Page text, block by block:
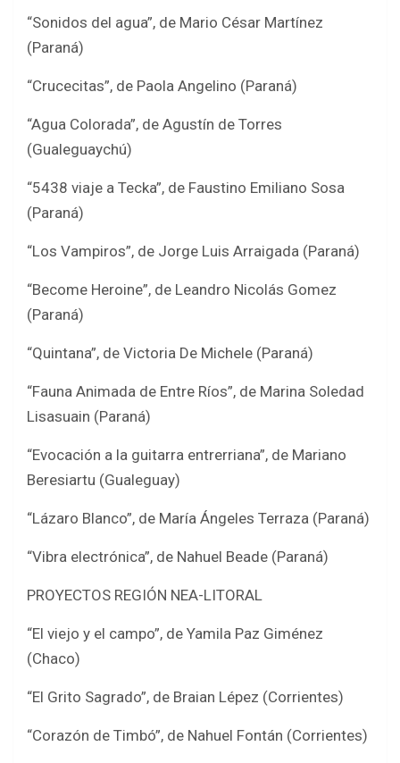
“Sonidos del agua”, de Mario César Martínez
(Paraná)
“Crucecitas”, de Paola Angelino (Paraná)
“Agua Colorada”, de Agustín de Torres
(Gualeguaychú)
“5438 viaje a Tecka”, de Faustino Emiliano Sosa
(Paraná)
“Los Vampiros”, de Jorge Luis Arraigada (Paraná)
“Become Heroine”, de Leandro Nicolás Gomez
(Paraná)
“Quintana”, de Victoria De Michele (Paraná)
“Fauna Animada de Entre Ríos”, de Marina Soledad
Lisasuain (Paraná)
“Evocación a la guitarra entrerriana”, de Mariano
Beresiartu (Gualeguay)
“Lázaro Blanco”, de María Ángeles Terraza (Paraná)
“Vibra electrónica”, de Nahuel Beade (Paraná)
PROYECTOS REGIÓN NEA-LITORAL
“El viejo y el campo”, de Yamila Paz Giménez
(Chaco)
“El Grito Sagrado”, de Braian Lépez (Corrientes)
“Corazón de Timbó”, de Nahuel Fontán (Corrientes)